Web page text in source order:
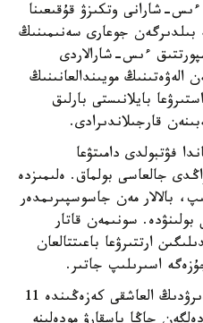
شارانى وتكىزۋ قۇقىعىنا
جوعارى سەنىمىنىڭ
ءىس-شارالاردى
الەۋەتىنىڭ مويىندالعانىنىڭ
بايلانىستى بارلىق
قارجىلاندىرادى.
فۋتبولدى دامىتۋعا
جالعاسى بولماق. ەلىمىزدە
بالالار مەن جاسوسپىرىمدەر
سونىمەن قاتار
ارتتىرۋعا باعىتتالعان
اسىرىلىپ جاتىر.
كاسىبي فۋتبولدى كوممەرسيالاندىرۋدىڭ العاشقى كەزەڭىندە 11